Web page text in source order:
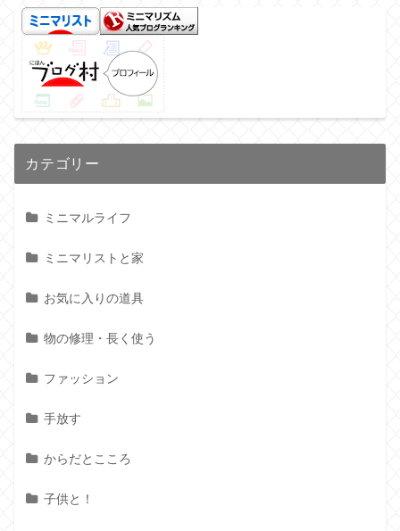
カテゴリー
ミニマルライフ
ミニマリストと家
お気に入りの道具
物の修理・長く使う
ファッション
手放す
からだとこころ
子供と！